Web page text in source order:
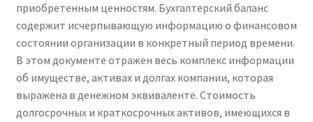
приобретенным ценностям. Бухгалтерский баланс
содержит исчерпывающую информацию о финансовом
состоянии организации в конкретный период времени.
В этом документе отражен весь комплекс информации
об имуществе, активах и долгах компании, которая
выражена в денежном эквиваленте. Стоимость
долгосрочных и краткосрочных активов, имеющихся в